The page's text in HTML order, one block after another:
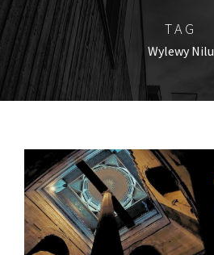
TAG
Wylewy Nilu